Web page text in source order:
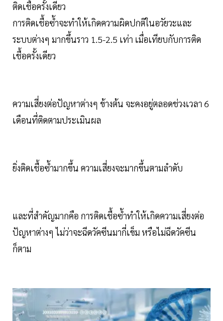
ติดเชื้อครั้งเดียว
การติดเชื้อซ้ำจะทำให้เกิดความผิดปกติในอวัยวะและ
ระบบต่างๆ มากขึ้นราว 1.5-2.5 เท่า เมื่อเทียบกับการติด
เชื้อครั้งเดียว
ความเสี่ยงต่อปัญหาต่างๆ ข้างต้น จะคงอยู่ตลอดช่วงเวลา 6
เดือนที่ติดตามประเมินผล
ยิ่งติดเชื้อซ้ำมากขึ้น ความเสี่ยงจะมากขึ้นตามลำดับ
และที่สำคัญมากคือ การติดเชื้อซ้ำทำให้เกิดความเสี่ยงต่อ
ปัญหาต่างๆ ไม่ว่าจะฉีดวัคซีนมากี่เข็ม หรือไม่ฉีดวัคซีน
ก็ตาม